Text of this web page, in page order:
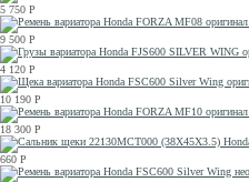
5 750 Р
9 500 Р
4 120 Р
10 190 Р
18 300 Р
660 Р